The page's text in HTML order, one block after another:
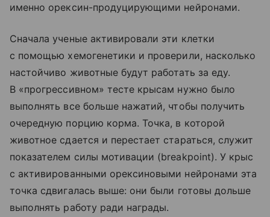
именно орексин-продуцирующими нейронами.
Сначала ученые активировали эти клетки
с помощью хемогенетики и проверили, насколько
настойчиво животные будут работать за еду.
В «прогрессивном» тесте крысам нужно было
выполнять все больше нажатий, чтобы получить
очередную порцию корма. Точка, в которой
животное сдается и перестает стараться, служит
показателем силы мотивации (breakpoint). У крыс
с активированными орексиновыми нейронами эта
точка сдвигалась выше: они были готовы дольше
выполнять работу ради награды.